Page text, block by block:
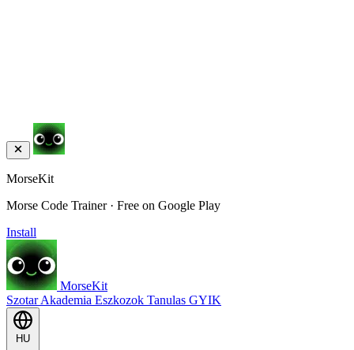
MorseKit
Morse Code Trainer · Free on Google Play
Install
MorseKit
SzotarAkademia Eszkozok Tanulas GYIK